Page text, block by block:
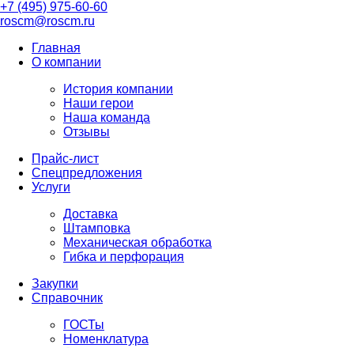
+7 (495) 975-60-60
roscm@roscm.ru
Главная
О компании
История компании
Наши герои
Наша команда
Отзывы
Прайс-лист
Спецпредложения
Услуги
Доставка
Штамповка
Механическая обработка
Гибка и перфорация
Закупки
Справочник
ГОСТы
Номенклатура